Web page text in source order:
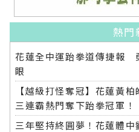
熱門
花蓮全中運跆拳道傳捷報
眼
【越級打怪奪冠】花蓮黃
三連霸熱門奪下跆拳冠軍！
三年堅持終圓夢！花蓮體